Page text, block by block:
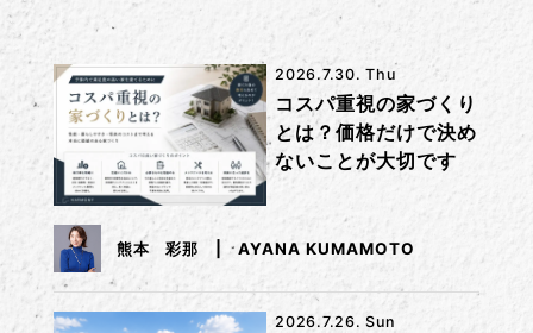
2026.7.30. Thu
コスパ重視の家づくり
とは？価格だけで決め
ないことが大切です
熊本 彩那 AYANA KUMAMOTO
2026.7.26. Sun